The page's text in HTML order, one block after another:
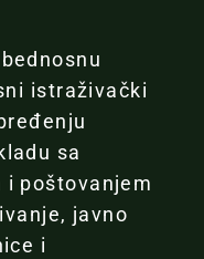
istraživački
sa
poštovanjem
javno
i